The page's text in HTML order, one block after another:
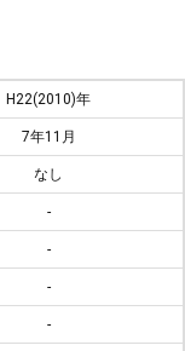
H22(2010)年
7年11月
なし
-
-
-
-